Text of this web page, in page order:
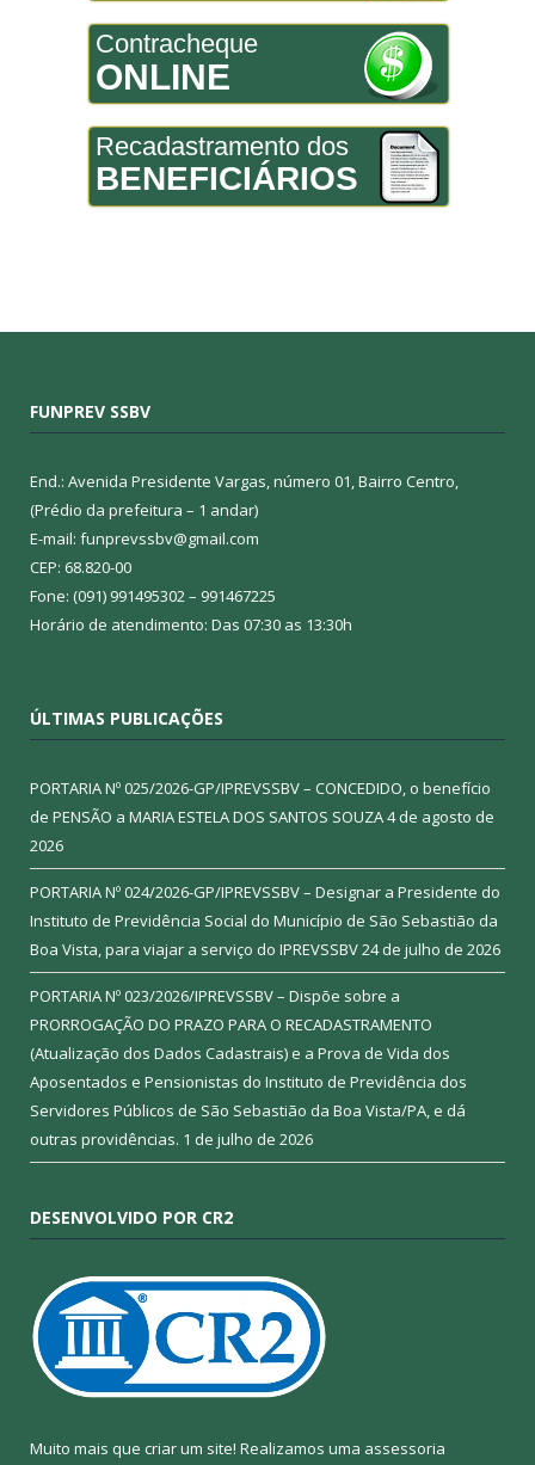
Contracheque
ONLINE
Recadastramento dos
BENEFICIÁRIOS
FUNPREV SSBV
End.: Avenida Presidente Vargas, número 01, Bairro Centro,
(Prédio da prefeitura – 1 andar)
E-mail: funprevssbv@gmail.com
CEP: 68.820-00
Fone: (091) 991495302 – 991467225
Horário de atendimento: Das 07:30 as 13:30h
ÚLTIMAS PUBLICAÇÕES
PORTARIA Nº 025/2026-GP/IPREVSSBV – CONCEDIDO, o benefício
de PENSÃO a MARIA ESTELA DOS SANTOS SOUZA4 de agosto de
2026
PORTARIA Nº 024/2026-GP/IPREVSSBV – Designar a Presidente do
Instituto de Previdência Social do Município de São Sebastião da
Boa Vista, para viajar a serviço do IPREVSSBV24 de julho de 2026
PORTARIA Nº 023/2026/IPREVSSBV – Dispõe sobre a
PRORROGAÇÃO DO PRAZO PARA O RECADASTRAMENTO
(Atualização dos Dados Cadastrais) e a Prova de Vida dos
Aposentados e Pensionistas do Instituto de Previdência dos
Servidores Públicos de São Sebastião da Boa Vista/PA, e dá
outras providências. 1 de julho de 2026
DESENVOLVIDO POR CR2
Muito mais que criar um site! Realizamos uma assessoria